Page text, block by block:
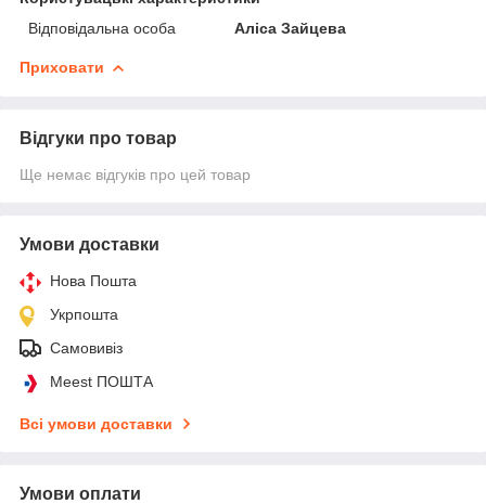
Відповідальна особа
Аліса Зайцева
Приховати
Відгуки про товар
Ще немає відгуків про цей товар
Умови доставки
Нова Пошта
Укрпошта
Самовивіз
Meest ПОШТА
Всі умови доставки
Умови оплати